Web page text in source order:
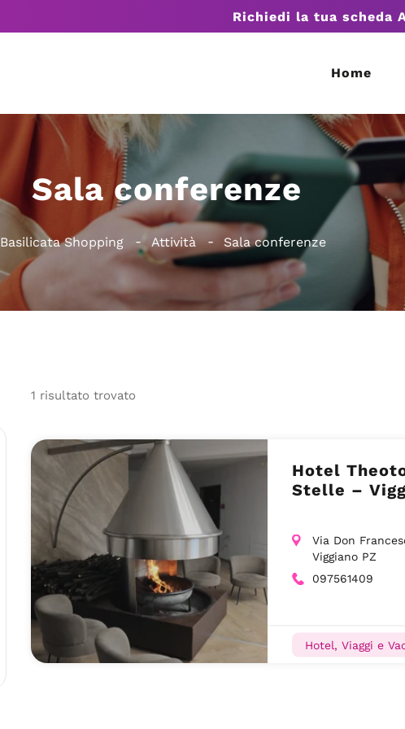
Richiedi la tua scheda
Home
Sala conferenze
Basilicata Shopping Attività Sala conferenze
1 risultato trovato
Hotel
Stelle –
Via Don
Viggiano PZ
097561409
Hotel, Viaggi e